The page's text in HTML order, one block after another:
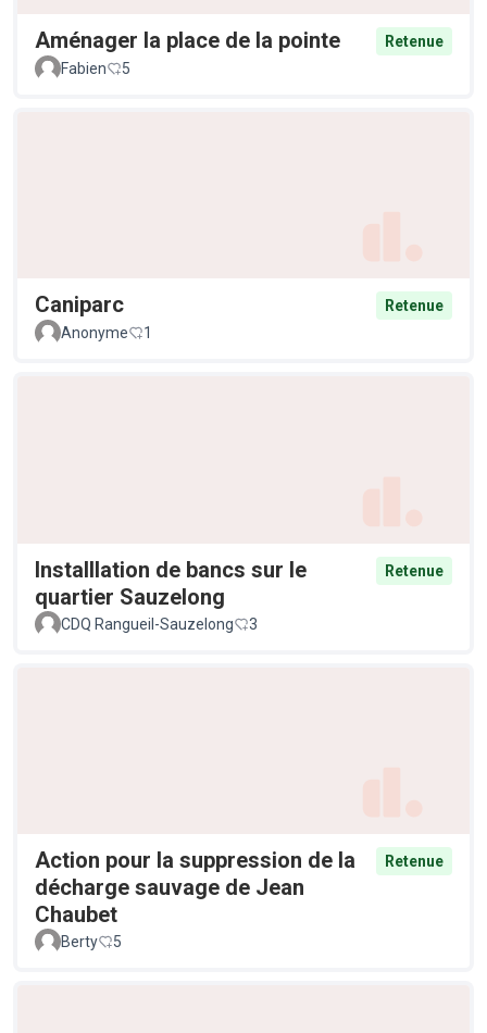
Aménager la place de la pointe
Retenue
Fabien
5
Caniparc
Retenue
Anonyme
1
Installlation de bancs sur le
quartier Sauzelong
Retenue
CDQ Rangueil-Sauzelong 3
Action pour la suppression de la
décharge sauvage de Jean
Chaubet
Retenue
Berty 5